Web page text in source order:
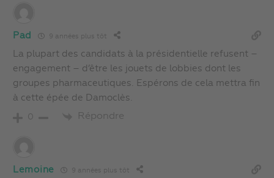
Pad 9 années plus tôt
La plupart des candidats à la présidentielle refusent –
engagement – d’être les jouets de lobbies dont les
groupes pharmaceutiques. Espérons de cela mettra fin
à cette épée de Damoclès.
0 Répondre
Lemoine 9 années plus tôt